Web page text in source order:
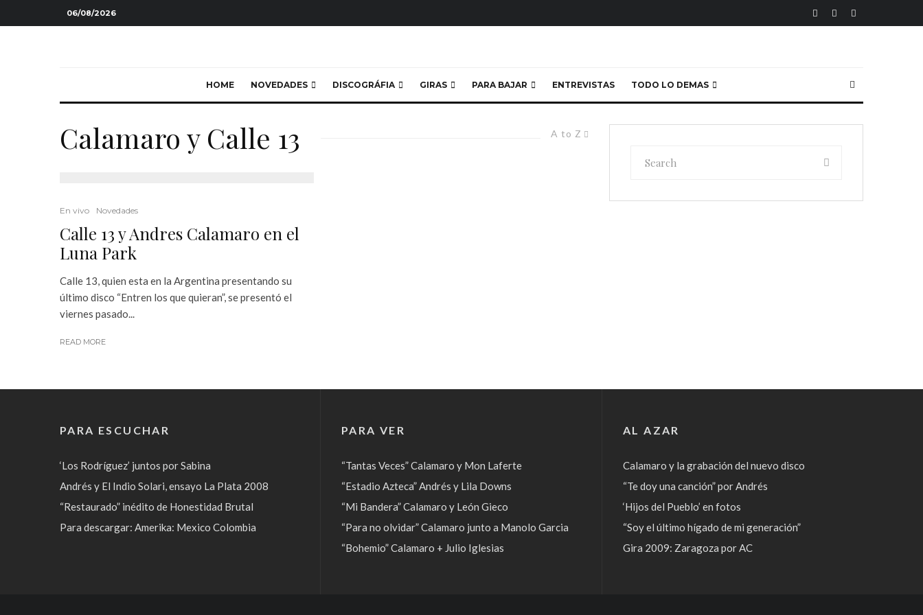
06/08/2026
HOME NOVEDADES DISCOGRÁFIA GIRAS PARA BAJAR ENTREVISTAS TODO LO DEMAS
A to Z
Calamaro y Calle 13
En vivo Novedades
Calle 13 y Andres Calamaro en el
Luna Park
Calle 13, quien esta en la Argentina presentando su
último disco “Entren los que quieran”, se presentó el
viernes pasado...
READ MORE
PARA ESCUCHAR
‘Los Rodríguez’ juntos por Sabina
Andrés y El Indio Solari, ensayo La Plata 2008
“Restaurado” inédito de Honestidad Brutal
Para descargar: Amerika: Mexico Colombia
PARA VER
“Tantas Veces” Calamaro y Mon Laferte
“Estadio Azteca” Andrés y Lila Downs
“Mi Bandera” Calamaro y León Gieco
“Para no olvidar” Calamaro junto a Manolo Garcia
“Bohemio” Calamaro + Julio Iglesias
AL AZAR
Calamaro y la grabación del nuevo disco
“Te doy una canción” por Andrés
‘Hijos del Pueblo’ en fotos
“Soy el último hígado de mi generación”
Gira 2009: Zaragoza por AC